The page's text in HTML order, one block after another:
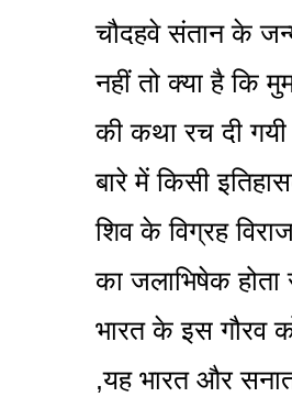
चौदहवे संतान के
नहीं तो क्या है कि
की कथा रच दी
बारे में किसी
शिव के विग्रह
का जलाभिषेक
भारत के इस गौरव
,यह भारत और